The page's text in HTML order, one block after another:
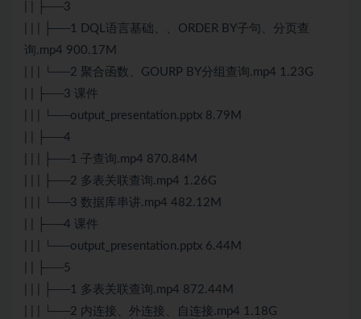
| | ├──3
| | | ├──1 DQL语言基础、、ORDER BY子句、分页查
询.mp4 900.17M
| | | └──2 聚合函数、GOURP BY分组查询.mp4 1.23G
| | ├──3 课件
| | | └──output_presentation.pptx 8.79M
| | ├──4
| | | ├──1 子查询.mp4 870.84M
| | | ├──2 多表关联查询.mp4 1.26G
| | | └──3 数据库串讲.mp4 482.12M
| | ├──4 课件
| | | └──output_presentation.pptx 6.44M
| | ├──5
| | | ├──1 多表关联查询.mp4 872.44M
| | | └──2 内连接、外连接、自连接.mp4 1.18G